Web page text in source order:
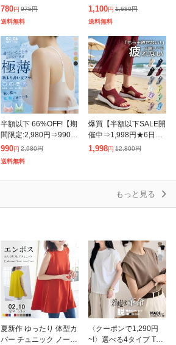
ジャー ノンワイヤー 育
乳 40代 ナイトブラ 30
代 50代 脇肉補正 イン
ナー
780円 975円
送料無料
リーブ トップス フレア
ロング丈 カットソー や
やハイネック 立体 お尻
隠れ
1,100円 1,680円
送料無料
半額以下 66%OFF!【期
間限定:2,980円⇒990
円!】冷感ブラ ブラジャ
ー接触冷感 極薄 ノンワ
990円 2,980円
送料無料
爆買【半額以下SALE開
催中⇒1,998円★6日23:
59迄】 夏新作 送料無料
1,998円 12,800円
もっと見る
夏新作 ゆったり 体型カ
バー チュニック ノース
〈クーポンで1,290円
~!〉選べる4タイプ Tシ